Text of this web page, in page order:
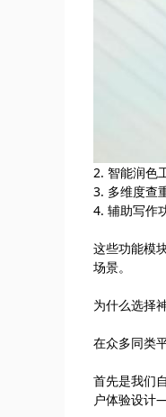
2. 智能润色
3. 多维度查
4. 辅助写作
这些功能模
场景。
为什么选择
在众多同类
首先是我们
户体验设计